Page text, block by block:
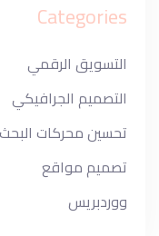
Categories
التسويق الرقمي
التصميم الجرافيكي
تحسين محركات البحث
تصميم مواقع
ووردبريس